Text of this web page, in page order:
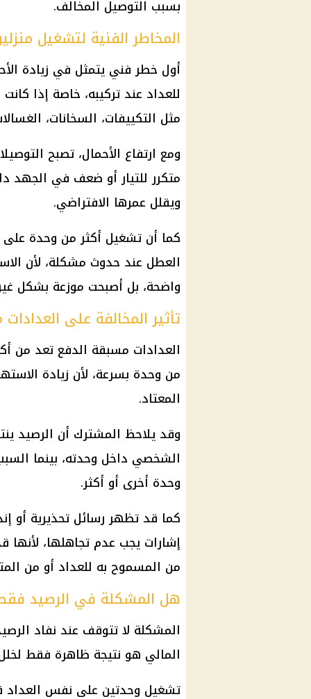
بسبب التوصيل المخالف.
المخاطر الفنية لتشغيل
أول خطر فني يتمثل في زيادة
للعداد عند تركيبه، خاصة إذا
مثل التكييفات، السخانات،
ومع ارتفاع الأحمال، تصبح
متكرر للتيار أو ضعف في الجهد
ويقلل عمرها الافتراضي.
كما أن تشغيل أكثر من وحدة
العطل عند حدوث مشكلة، لأن
واضحة، بل أصبحت موزعة بشكل
تأثير المخالفة على
العدادات مسبقة الدفع تعد من
من وحدة بسرعة، لأن زيادة
المعتاد.
وقد يلاحظ المشترك أن الرصيد
الشخصي داخل وحدته، بينما
وحدة أخرى أو أكثر.
كما قد تظهر رسائل تحذيرية أو
إشارات يجب عدم تجاهلها،
من المسموح به للعداد أو من
هل المشكلة في الرصيد
المشكلة لا تتوقف عند نفاد
المالي هو نتيجة ظاهرة فقط
تشغيل وحدتين على نفس العداد